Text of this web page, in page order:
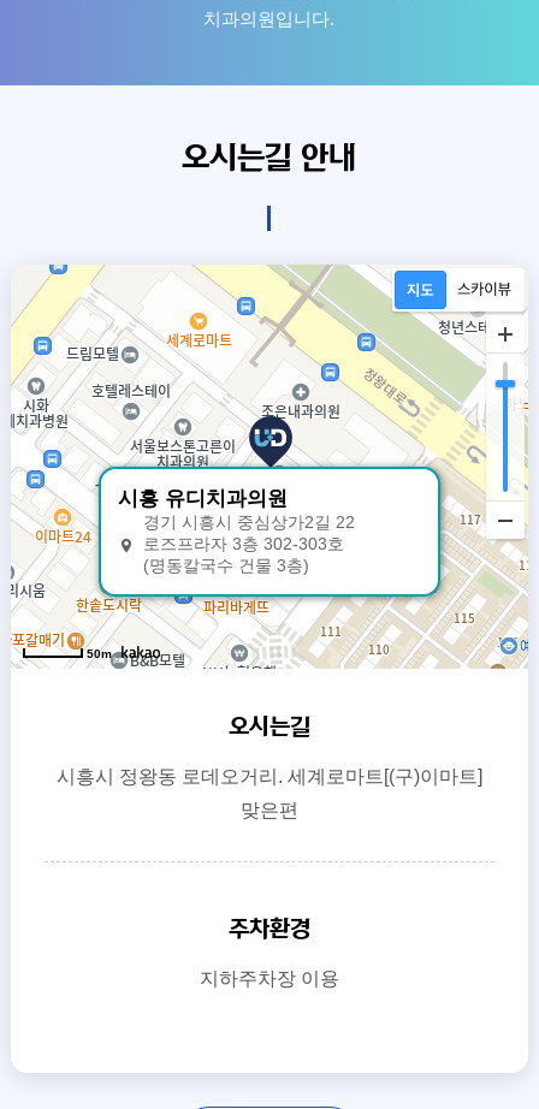
치과의원입니다.
오시는길 안내
시흥 유디치과의원
경기 시흥시 중심상가2길 22
로즈프라자 3층 302-303호
(명동칼국수 건물 3층)
50m
오시는길
시흥시 정왕동 로데오거리. 세계로마트[(구)이마트]
맞은편
주차환경
지하주차장 이용